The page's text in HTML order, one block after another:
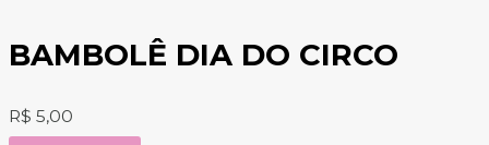
BAMBOLÊ DIA DO CIRCO
R$ 5,00